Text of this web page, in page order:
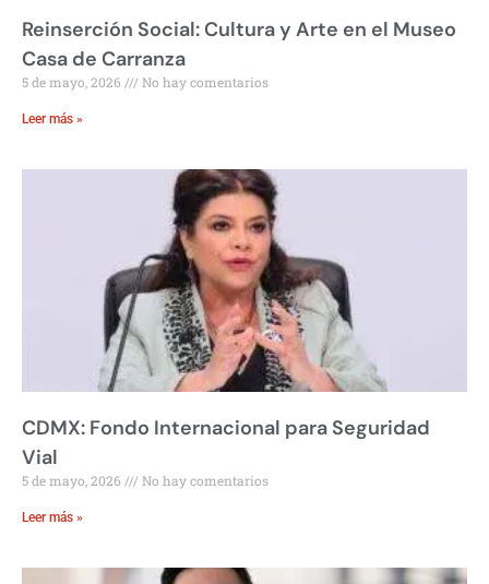
Reinserción Social: Cultura y Arte en el Museo
Casa de Carranza
5 de mayo, 2026 No hay comentarios
Leer más »
CDMX: Fondo Internacional para Seguridad
Vial
5 de mayo, 2026 No hay comentarios
Leer más »